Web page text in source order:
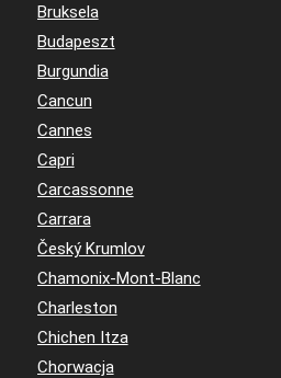
Bruksela
Budapeszt
Burgundia
Cancun
Cannes
Capri
Carcassonne
Carrara
Český Krumlov
Chamonix-Mont-Blanc
Charleston
Chichen Itza
Chorwacja